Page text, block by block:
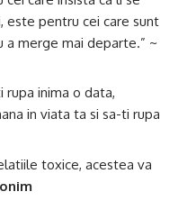
este pentru cei care sunt
merge mai departe.” ~
rupa inima o data,
in viata ta si sa-ti rupa
toxice, acestea va